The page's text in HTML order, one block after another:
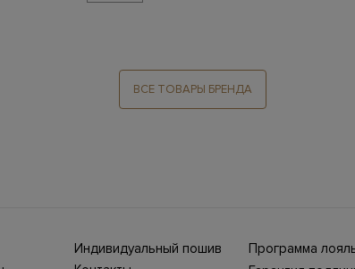
ВСЕ ТОВАРЫ БРЕНДА
Индивидуальный пошив
Ежегодно в бутики
Программа